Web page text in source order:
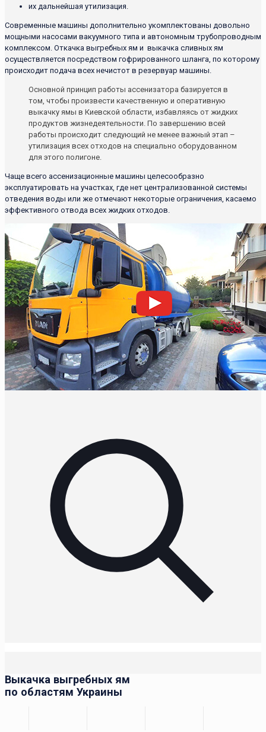
их дальнейшая утилизация.
Современные машины дополнительно укомплектованы довольно
мощными насосами вакуумного типа и автономным трубопроводным
комплексом. Откачка выгребных ям и выкачка сливных ям
осуществляется посредством гофрированного шланга, по которому
происходит подача всех нечистот в резервуар машины.
Основной принцип работы ассенизатора базируется в
том, чтобы произвести качественную и оперативную
выкачку ямы в Киевской области, избавляясь от жидких
продуктов жизнедеятельности. По завершению всей
работы происходит следующий не менее важный этап –
утилизация всех отходов на специально оборудованном
для этого полигоне.
Чаще всего ассенизационные машины целесообразно
эксплуатировать на участках, где нет централизованной системы
отведения воды или же отмечают некоторые ограничения, касаемо
эффективного отвода всех жидких отходов.
Выкачка выгребных ям
по областям Украины